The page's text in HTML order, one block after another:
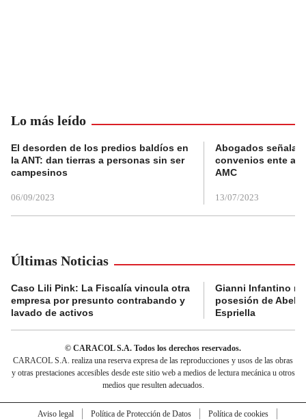
Lo más leído
El desorden de los predios baldíos en
la ANT: dan tierras a personas sin ser
campesinos
06/09/2023
Abogados
convenios ente
AMC
13/07/2023
Últimas Noticias
Caso Lili Pink: La Fiscalía vincula otra
empresa por presunto contrabando y
lavado de activos
Gianni Infantino
posesión de
Espriella
© CARACOL S.A. Todos los derechos reservados.
CARACOL S.A. realiza una reserva expresa de las reproducciones y usos de las obras
y otras prestaciones accesibles desde este sitio web a medios de lectura mecánica u otros
medios que resulten adecuados.
Aviso legal Política de Protección de Datos
Política de cookies